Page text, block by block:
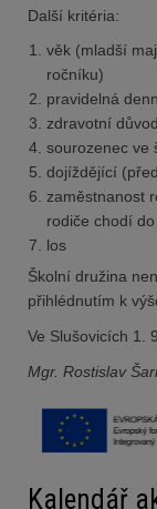
Další kritéria:
věk (mladší
ročníku)
pravidelná
zdravotní
sourozenec ve
dojíždějící
zaměstnanost
rodiče chodí
los
Školní družina
přihlédnutím k
Ve Slušovicích 1.
Mgr. Rostislav
Kalendář